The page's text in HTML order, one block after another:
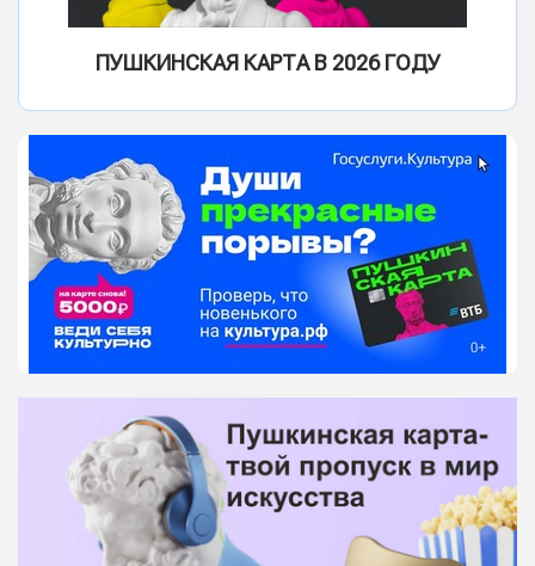
ПУШКИНСКАЯ КАРТА В 2026 ГОДУ